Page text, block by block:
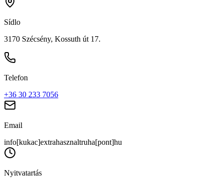
Sídlo
3170 Szécsény, Kossuth út 17.
Telefon
+36 30 233 7056
Email
info[kukac]extrahasznaltruha[pont]hu
Nyitvatartás